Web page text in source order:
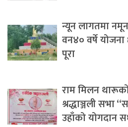
न्यून लागतमा
वन४० वर्षे योजना
पूरा
राम मिलन
श्रद्धाञ्जली सभा
उहाँको योगदान